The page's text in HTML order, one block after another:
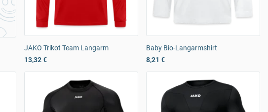
JAKO Trikot Team Langarm
13,32 €
Baby Bio-Langarmshirt
8,21 €